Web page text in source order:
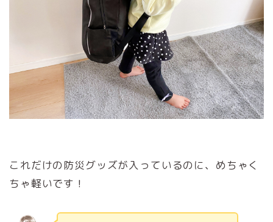
これだけの防災グッズが入っているのに、めちゃく
ちゃ軽いです！